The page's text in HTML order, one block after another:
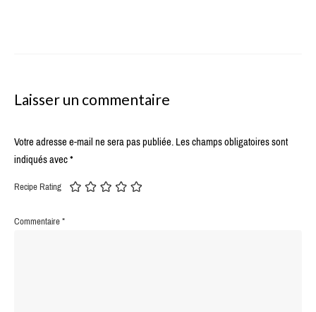
Laisser un commentaire
Votre adresse e-mail ne sera pas publiée.Les champs obligatoires sont
indiqués avec*
Recipe Rating
Commentaire*